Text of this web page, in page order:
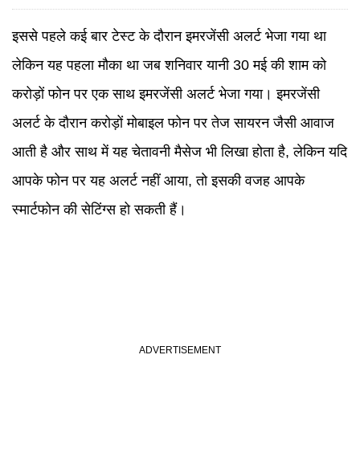
इससे पहले कई बार टेस्ट के दौरान इमरजेंसी अलर्ट भेजा गया था
लेकिन यह पहला मौका था जब शनिवार यानी 30 मई की शाम को
करोड़ों फोन पर एक साथ इमरजेंसी अलर्ट भेजा गया। इमरजेंसी
अलर्ट के दौरान करोड़ों मोबाइल फोन पर तेज सायरन जैसी आवाज
आती है और साथ में यह चेतावनी मैसेज भी लिखा होता है, लेकिन यदि
आपके फोन पर यह अलर्ट नहीं आया, तो इसकी वजह आपके
स्मार्टफोन की सेटिंग्स हो सकती हैं।